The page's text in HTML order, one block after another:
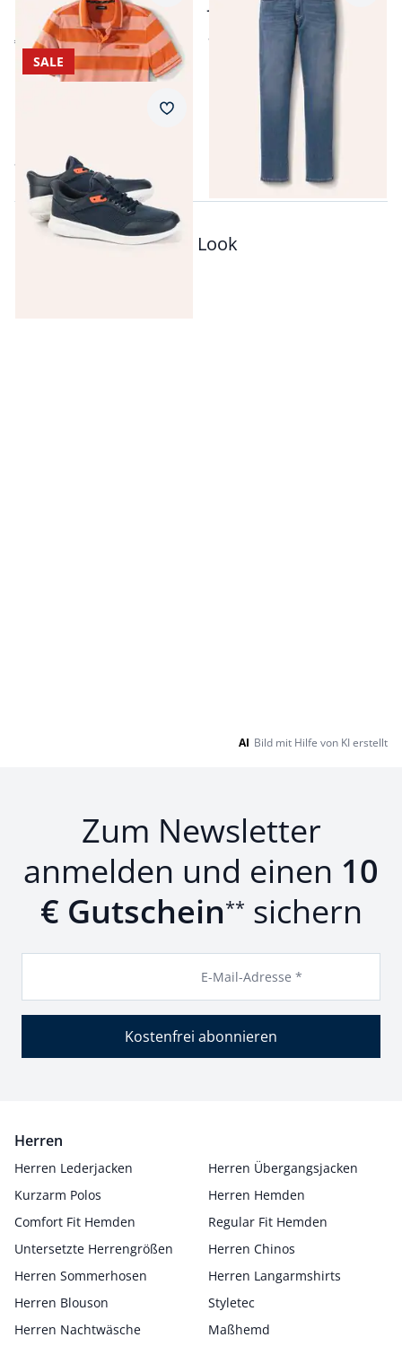
Klimakontrolle
€ 41,99
ab
€ 54,99
SALE
ab
€ 49,99
Merkzettel
Passt auch zu diesem Look
AI Bild mit Hilfe von KI erstellt
Zum Newsletter
anmelden und einen 10
€ Gutschein** sichern
E-Mail-Adresse *
Kostenfrei abonnieren
Herren
Herren Lederjacken
Herren Übergangsjacken
Kurzarm Polos
Herren Hemden
Comfort Fit Hemden
Regular Fit Hemden
Untersetzte Herrengrößen
Herren Chinos
Herren Sommerhosen
Herren Langarmshirts
Herren Blouson
Styletec
Herren Nachtwäsche
Maßhemd